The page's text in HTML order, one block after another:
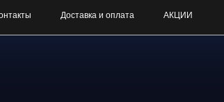
Доставка и оплата АКЦИИ